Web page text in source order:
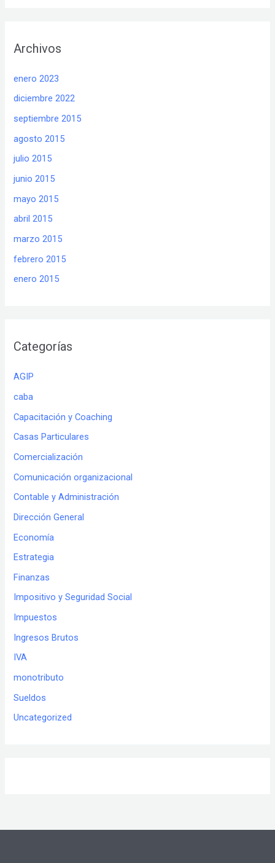
Archivos
enero 2023
diciembre 2022
septiembre 2015
agosto 2015
julio 2015
junio 2015
mayo 2015
abril 2015
marzo 2015
febrero 2015
enero 2015
Categorías
AGIP
caba
Capacitación y Coaching
Casas Particulares
Comercialización
Comunicación organizacional
Contable y Administración
Dirección General
Economía
Estrategia
Finanzas
Impositivo y Seguridad Social
Impuestos
Ingresos Brutos
IVA
monotributo
Sueldos
Uncategorized